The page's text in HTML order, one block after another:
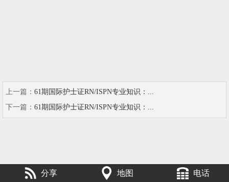
上一篇： 61期国际护士证RN/ISPN专业知识：...
下一篇： 61期国际护士证RN/ISPN专业知识：...
分享 地图 电话